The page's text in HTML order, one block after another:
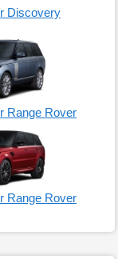
Discovery
Range Rover
Range Rover